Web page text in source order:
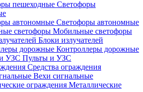
Светофоры
Светофоры автономные
Мобильные светофоры
Блоки излучателей
Контроллеры дорожные
Пульты и УЗС
Средства ограждения
Вехи сигнальные
Металлические